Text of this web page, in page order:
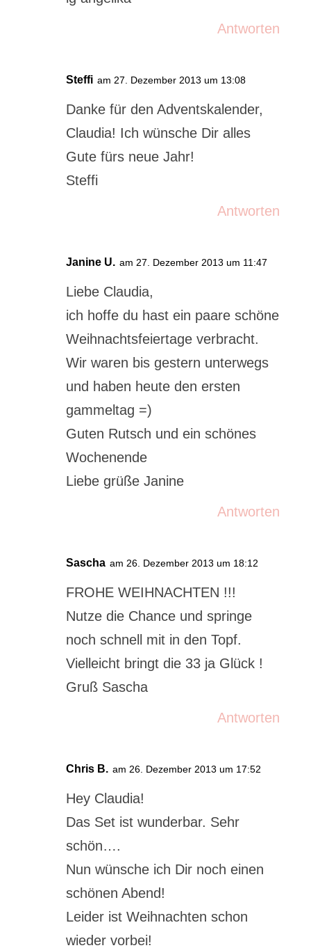
Antworten
Steffi am 27. Dezember 2013 um 13:08
Danke für den Adventskalender,
Claudia! Ich wünsche Dir alles
Gute fürs neue Jahr!
Steffi
Antworten
Janine U. am 27. Dezember 2013 um 11:47
Liebe Claudia,
ich hoffe du hast ein paare schöne
Weihnachtsfeiertage verbracht.
Wir waren bis gestern unterwegs
und haben heute den ersten
gammeltag =)
Guten Rutsch und ein schönes
Wochenende
Liebe grüße Janine
Antworten
Sascha am 26. Dezember 2013 um 18:12
FROHE WEIHNACHTEN !!!
Nutze die Chance und springe
noch schnell mit in den Topf.
Vielleicht bringt die 33 ja Glück !
Gruß Sascha
Antworten
Chris B. am 26. Dezember 2013 um 17:52
Hey Claudia!
Das Set ist wunderbar. Sehr
schön….
Nun wünsche ich Dir noch einen
schönen Abend!
Leider ist Weihnachten schon
wieder vorbei!